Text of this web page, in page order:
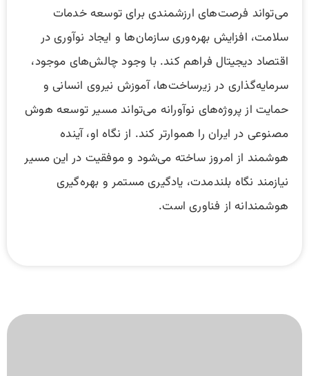
می‌تواند فرصت‌های ارزشمندی برای توسعه خدمات
سلامت، افزایش بهره‌وری سازمان‌ها و ایجاد نوآوری در
اقتصاد دیجیتال فراهم کند. با وجود چالش‌های موجود،
سرمایه‌گذاری در زیرساخت‌ها، آموزش نیروی انسانی و
حمایت از پروژه‌های نوآورانه می‌تواند مسیر توسعه هوش
مصنوعی در ایران را هموارتر کند. از نگاه او، آینده
هوشمند از امروز ساخته می‌شود و موفقیت در این مسیر
نیازمند نگاه بلندمدت، یادگیری مستمر و بهره‌گیری
هوشمندانه از فناوری است.